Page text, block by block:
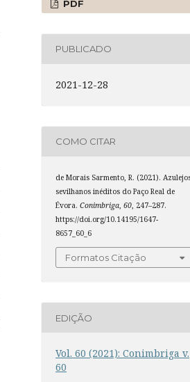
PDF
PUBLICADO
2021-12-28
COMO CITAR
de Morais Sarmento, R. (2021).
sevilhanos inéditos do Paço Real de
Évora.Conimbriga,60, 247–287.
https://doi.org/10.14195/1647-
8657_60_6
Formatos Citação
EDIÇÃO
Vol. 60 (2021): Conimbriga v.
60